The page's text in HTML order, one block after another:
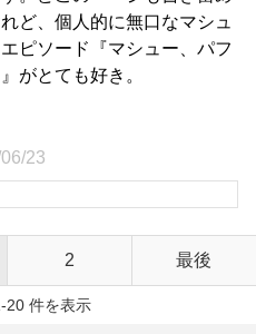
ど、個人的に無口なマシュ
ピソード『マシュー、パフ
がとても好き。
23
2 最後
20 件を表示